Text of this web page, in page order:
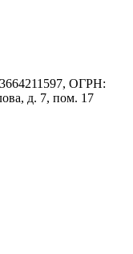
ОГРН:
д. 7, пом. 17